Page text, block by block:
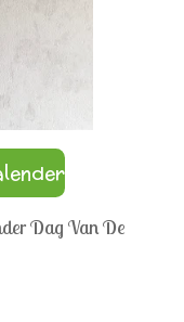
Dag Van De